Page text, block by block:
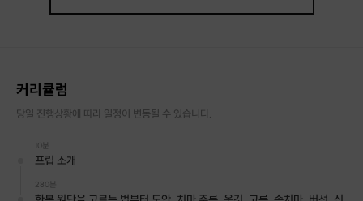
커리큘럼
당일 진행상황에 따라 일정이 변동될 수 있습니다.
10분
프립 소개
280분